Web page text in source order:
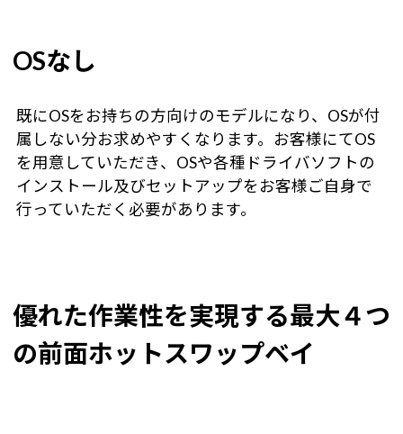
OSなし
既にOSをお持ちの方向けのモデルになり、OSが付
属しない分お求めやすくなります。お客様にてOS
を用意していただき、OSや各種ドライバソフトの
インストール及びセットアップをお客様ご自身で
行っていただく必要があります。
優れた作業性を実現する最大４つ
の前面ホットスワップベイ